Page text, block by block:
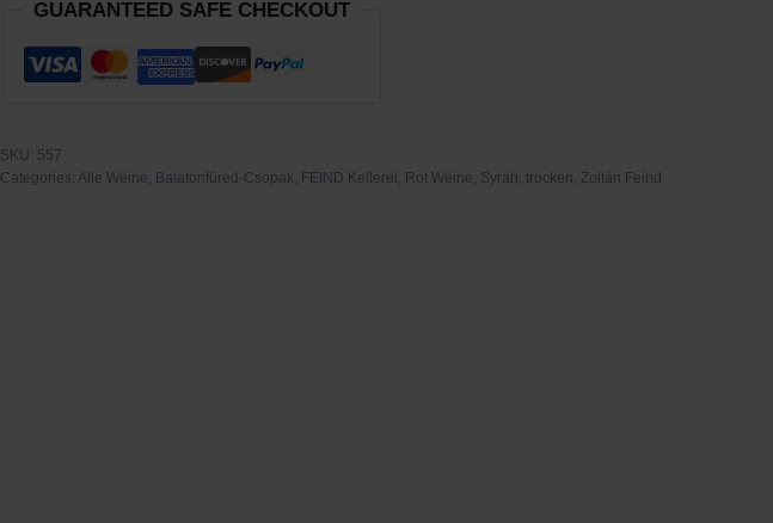
GUARANTEED SAFE CHECKOUT
SKU: 557
Categories: Alle Weine Balatonfüred-Csopak FEIND Kellerei Rot Weine Syrah trocken Zoltán Feind